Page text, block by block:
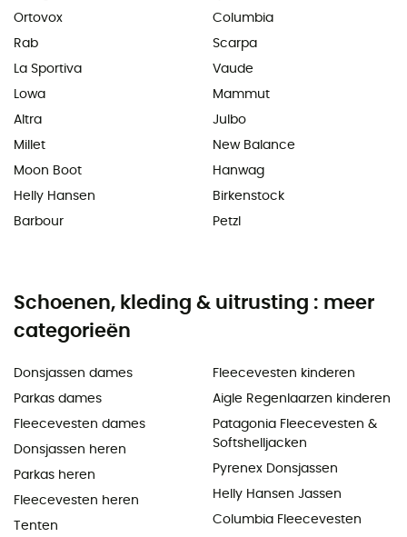
Ortovox
Rab
La Sportiva
Lowa
Altra
Millet
Moon Boot
Helly Hansen
Barbour
Columbia
Scarpa
Vaude
Mammut
Julbo
New Balance
Hanwag
Birkenstock
Petzl
Schoenen, kleding & uitrusting : meer
categorieën
Donsjassen dames
Parkas dames
Fleecevesten dames
Donsjassen heren
Parkas heren
Fleecevesten heren
Tenten
Fleecevesten kinderen
Aigle Regenlaarzen kinderen
Patagonia Fleecevesten &
Softshelljacken
Pyrenex Donsjassen
Helly Hansen Jassen
Columbia Fleecevesten